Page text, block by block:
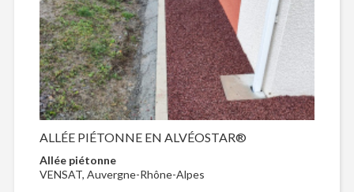
ALLÉE PIÉTONNE EN ALVÉOSTAR®
Allée piétonne
VENSAT, Auvergne-Rhône-Alpes